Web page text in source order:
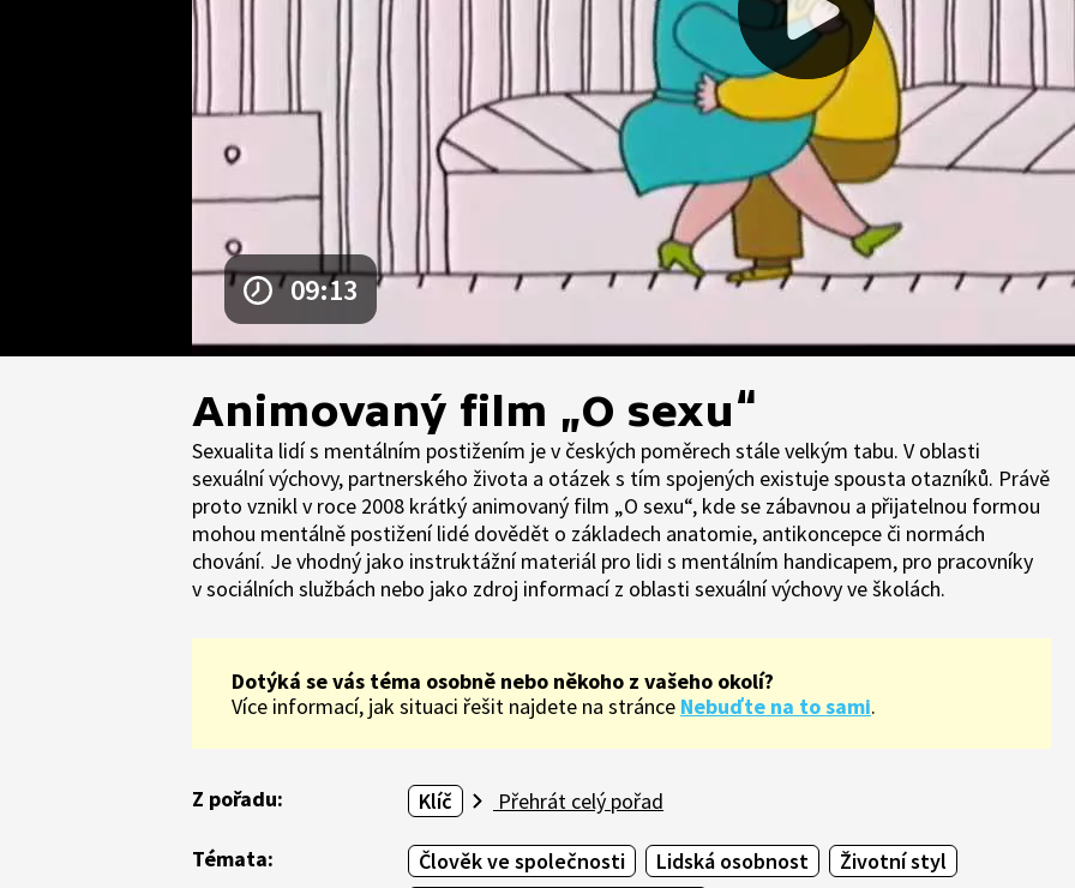
09:13
Animovaný film „O sexu“
Sexualita lidí s mentálním postižením je v českých poměrech stále velkým tabu. V oblasti
sexuální výchovy, partnerského života a otázek s tím spojených existuje spousta otazníků. Právě
proto vznikl v roce 2008 krátký animovaný film „O sexu“, kde se zábavnou a přijatelnou formou
mohou mentálně postižení lidé dovědět o základech anatomie, antikoncepce či normách
chování. Je vhodný jako instruktážní materiál pro lidi s mentálním handicapem, pro pracovníky
v sociálních službách nebo jako zdroj informací z oblasti sexuální výchovy ve školách.
Dotýká se vás téma osobně nebo někoho z vašeho okolí?
Více informací, jak situaci řešit najdete na stránce Nebuďte na to sami.
Z pořadu: Klíč Přehrát celý pořad
Témata: Člověk ve společnosti Lidská osobnost
Životní styl